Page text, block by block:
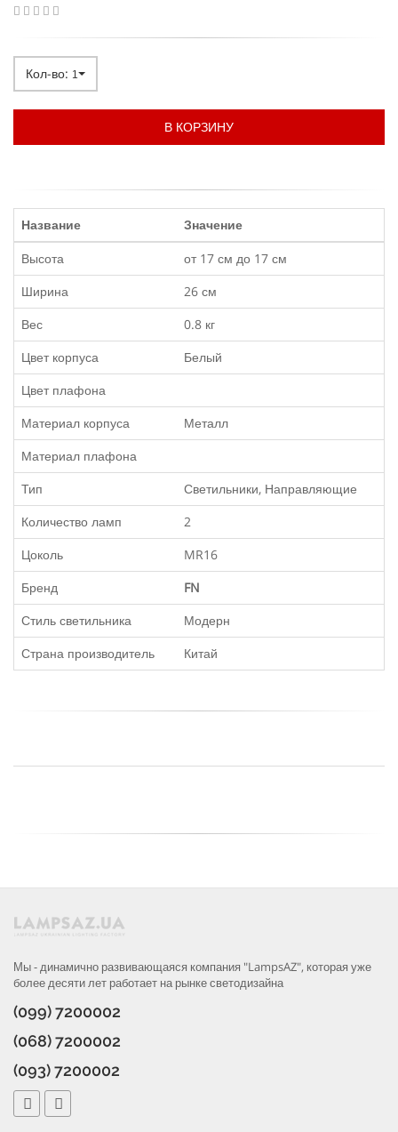
Кол-во: 1
В КОРЗИНУ
Название
Значение
Высота
от 17 см до 17 см
Ширина
26 см
Вес
0.8 кг
Цвет корпуса
Белый
Цвет плафона
Материал корпуса
Металл
Материал плафона
Тип
Светильники, Направляющие
Количество ламп
2
Цоколь
MR16
Бренд
FN
Стиль светильника
Модерн
Страна производитель
Китай
Мы - динамично развивающаяся компания "LampsAZ", которая уже
более десяти лет работает на рынке светодизайна
(099) 7200002
(068) 7200002
(093) 7200002